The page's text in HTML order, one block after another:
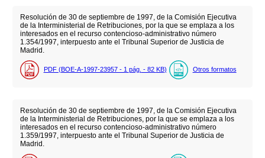
Resolución de 30 de septiembre de 1997, de la Comisión Ejecutiva
de la Interministerial de Retribuciones, por la que se emplaza a los
interesados en el recurso contencioso-administrativo número
1.354/1997, interpuesto ante el Tribunal Superior de Justicia de
Madrid.
PDF (BOE-A-1997-23957 - 1 pág. - 82 KB) Otros formatos
Resolución de 30 de septiembre de 1997, de la Comisión Ejecutiva
de la Interministerial de Retribuciones, por la que se emplaza a los
interesados en el recurso contencioso-administrativo número
1.359/1997, interpuesto ante el Tribunal Superior de Justicia de
Madrid.